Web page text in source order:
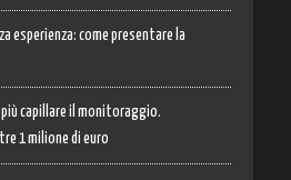
esperienza: come presentare la
capillare il monitoraggio.
1 milione di euro